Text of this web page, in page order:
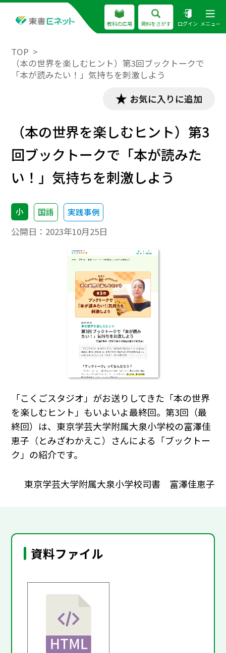
教科の広場 資料をさがす ログイン メニュー
TOP
（本の世界を楽しむヒント）第3回ブックトークで
「本が読みたい！」気持ちを刺激しよう
お気に入りに追加
（本の世界を楽しむヒント）第3
回ブックトークで「本が読みた
い！」気持ちを刺激しよう
小 国語 実践事例
公開日： 2023年10月25日
「こくごスタジオ」がお送りしてきた「本の世界
を楽しむヒント」もいよいよ最終回。第3回（最
終回）は、東京学芸大学附属大泉小学校の富澤佳
恵子（とみざわかえこ）さんによる「ブックトー
ク」の紹介です。
東京学芸大学附属大泉小学校司書 富澤佳恵子
資料ファイル